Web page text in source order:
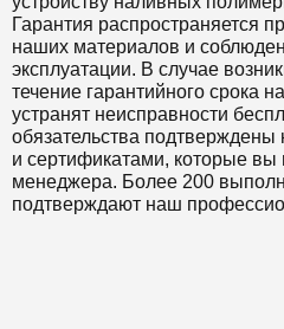
Гарантия распространяется
наших материалов и
эксплуатации. В случае
течение гарантийного срока
устранят неисправности
обязательства
и сертификатами, которые вы
менеджера. Более 200
подтверждают наш